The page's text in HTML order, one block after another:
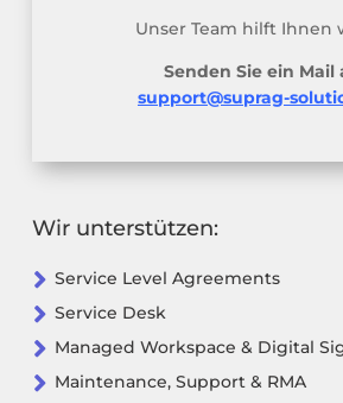
Unser Team hilft Ihnen
Senden Sie ein Mail
support@suprag-
Wir unterstützen:
 Service Level Agreements
 Service Desk
 Managed Workspace & Digital
 Maintenance, Support & RMA